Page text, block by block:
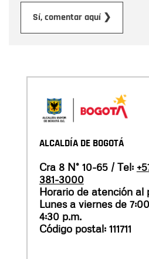
Sí, comentar aquí ❯
ALCALDÍA DE BOGOTÁ
Cra 8 N° 10-65 / Tel:
381-3000
Horario de atención al
Lunes a viernes de
4:30 p.m.
Código postal: 111711